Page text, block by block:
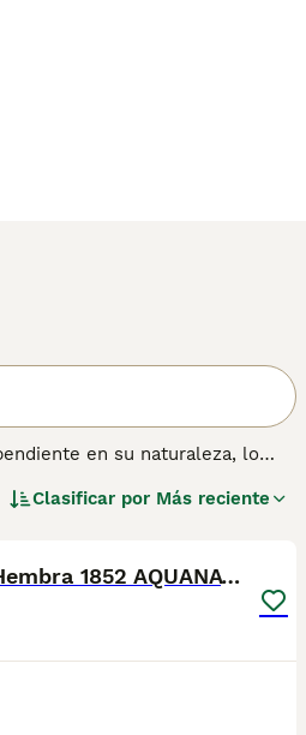
en su naturaleza, lo
diferencia real entre ellos es la
raza de gato.
Clasificar por Más reciente
Scottish Straight Longhair Hembra 1852 AQUANATURA